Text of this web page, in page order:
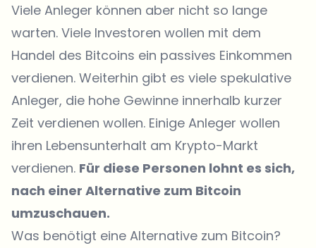
Viele Anleger können aber nicht so lange
warten. Viele Investoren wollen mit dem
Handel des Bitcoins ein passives Einkommen
verdienen. Weiterhin gibt es viele spekulative
Anleger, die hohe Gewinne innerhalb kurzer
Zeit verdienen wollen. Einige Anleger wollen
ihren Lebensunterhalt am Krypto-Markt
verdienen. Für diese Personen lohnt es sich,
nach einer Alternative zum Bitcoin
umzuschauen.
Was benötigt eine Alternative zum Bitcoin?